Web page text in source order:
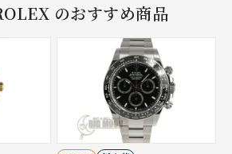
のおすすめ商品